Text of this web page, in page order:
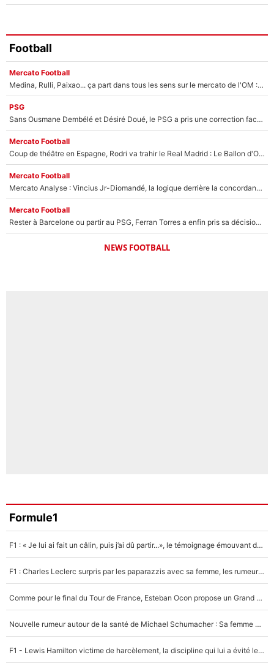
Football
Mercato Football
Medina, Rulli, Paixao... ça part dans tous les sens sur le mercato de l'OM : Frank McCourt va enfin récupérer l'argent qu'il attend ?
PSG
Sans Ousmane Dembélé et Désiré Doué, le PSG a pris une correction face à Majorque : Luis Enrique attend avec impatience des renforts !
Mercato Football
Coup de théâtre en Espagne, Rodri va trahir le Real Madrid : Le Ballon d'Or a choisi de signer au FC Barcelone !
Mercato Football
Mercato Analyse : Vincius Jr-Diomandé, la logique derrière la concordance des temps
Mercato Football
Rester à Barcelone ou partir au PSG, Ferran Torres a enfin pris sa décision : La course contre la montre est lancée !
NEWS FOOTBALL
Formule1
F1 : « Je lui ai fait un câlin, puis j’ai dû partir...», le témoignage émouvant de Max Verstappen sur sa fille
F1 : Charles Leclerc surpris par les paparazzis avec sa femme, les rumeurs étaient vraies !
Comme pour le final du Tour de France, Esteban Ocon propose un Grand Prix de Formule 1 à Paris : «Autour de l’Arc de Triomphe, ce serait génial» !
Nouvelle rumeur autour de la santé de Michael Schumacher : Sa femme Corinna sort du silence
F1 - Lewis Hamilton victime de harcèlement, la discipline qui lui a évité le pire : «J'aurais probablement mal tourné»